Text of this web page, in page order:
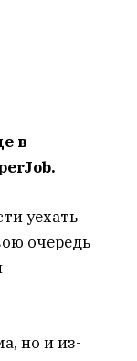
в
уехать
очередь
но и из-